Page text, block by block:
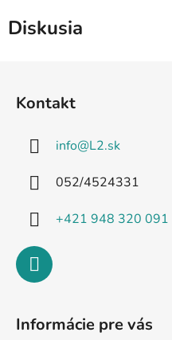
Diskusia
Kontakt
info@L2.sk
052/4524331
+421 948 320 091
Informácie pre vás